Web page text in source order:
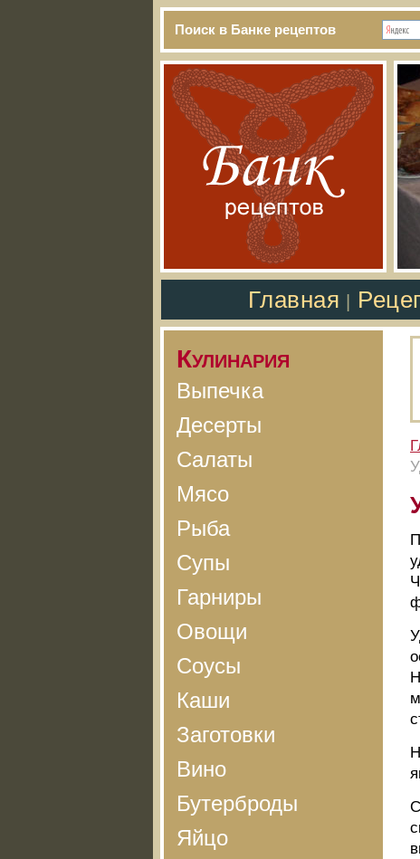
Поиск в Банке рецептов
Главная
Кулинария
Выпечка
Десерты
Салаты
Мясо
Рыба
Супы
Гарниры
Овощи
Соусы
Каши
Заготовки
Вино
Бутерброды
Яйцо